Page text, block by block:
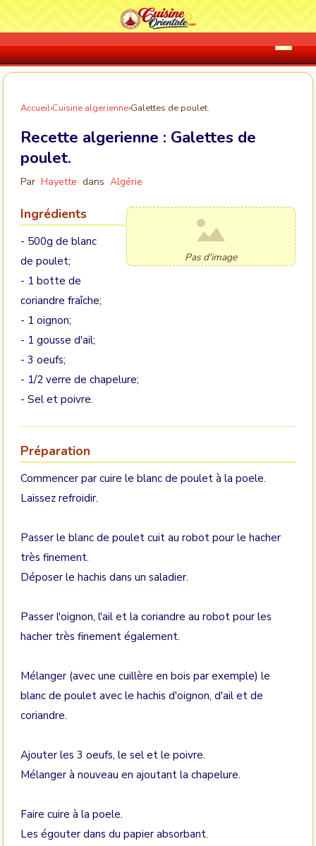
Accueil›Cuisine algerienne›Galettes de poulet.
Recette algerienne : Galettes de
poulet.
Par Hayette dans Algérie
Pas d'image
Ingrédients
- 500g de blanc
de poulet;
- 1 botte de
coriandre fraîche;
- 1 oignon;
- 1 gousse d'ail;
- 3 oeufs;
- 1/2 verre de chapelure;
- Sel et poivre.
Préparation
Commencer par cuire le blanc de poulet à la poele.
Laissez refroidir.
Passer le blanc de poulet cuit au robot pour le hacher
très finement.
Déposer le hachis dans un saladier.
Passer l'oignon, l'ail et la coriandre au robot pour les
hacher très finement également.
Mélanger (avec une cuillère en bois par exemple) le
blanc de poulet avec le hachis d'oignon, d'ail et de
coriandre.
Ajouter les 3 oeufs, le sel et le poivre.
Mélanger à nouveau en ajoutant la chapelure.
Faire cuire à la poele.
Les égouter dans du papier absorbant.